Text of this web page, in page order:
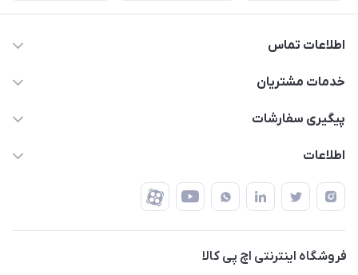
اطلاعات تماس
63 0000 43 - 021
تهران - طبقه سوم تجاری - پلاک 11014
خدمات مشتریان
قوانین و مقررات
ضمانت اصالت کالا
پیگیری سفارشات
رهگیری مرسولات پست
رهگیری مرسولات چاپار
رهگیری مرسولات ماهکس
اطلاعات
درباره ما
تماس با ما
فروشگاه اینترنتی اچ پی کالا